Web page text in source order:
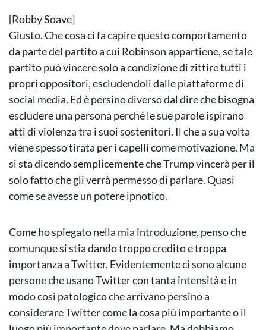
[Robby Soave]
Giusto. Che cosa ci fa capire questo comportamento
da parte del partito a cui Robinson appartiene, se tale
partito può vincere solo a condizione di zittire tutti i
propri oppositori, escludendoli dalle piattaforme di
social media. Ed è persino diverso dal dire che bisogna
escludere una persona perché le sue parole ispirano
atti di violenza tra i suoi sostenitori. Il che a sua volta
viene spesso tirata per i capelli come motivazione. Ma
si sta dicendo semplicemente che Trump vincerà per il
solo fatto che gli verrà permesso di parlare. Quasi
come se avesse un potere ipnotico.
Come ho spiegato nella mia introduzione, penso che
comunque si stia dando troppo credito e troppa
importanza a Twitter. Evidentemente ci sono alcune
persone che usano Twitter con tanta intensità e in
modo così patologico che arrivano persino a
considerare Twitter come la cosa più importante o il